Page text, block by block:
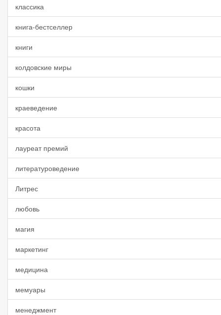
классика
книга-бестселлер
книги
колдовские миры
кошки
краеведение
красота
лауреат премий
литературоведение
Литрес
любовь
магия
маркетинг
медицина
мемуары
менеджмент